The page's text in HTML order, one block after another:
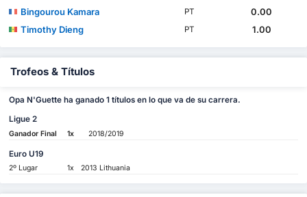
Bingourou Kamara
PT
0.00
Timothy Dieng
PT 1.00
Trofeos & Títulos
Opa N'Guette ha ganado 1 títulos en lo que va de su carrera.
Ligue 2
Ganador Final 1x 2018/2019
Euro U19
2º Lugar 1x 2013 Lithuania